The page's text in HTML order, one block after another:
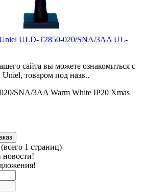
ULD-T2850-020/SNA/3AA UL-
сайта вы можете ознакомиться с
товаром под назв..
SNA/3AA Warm White IP20 Xmas
1 страниц)